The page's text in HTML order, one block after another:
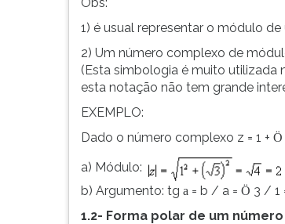
1) é usual representar o módulo
2) Um número complexo de
(Esta simbologia é muito utilizada
esta notação não tem grande
EXEMPLO:
Dado o número complexo z = 1 + Ö
a) Módulo:
b) Argumento: tg a = b / a = Ö 3 / 1
1.2- Forma polar de um